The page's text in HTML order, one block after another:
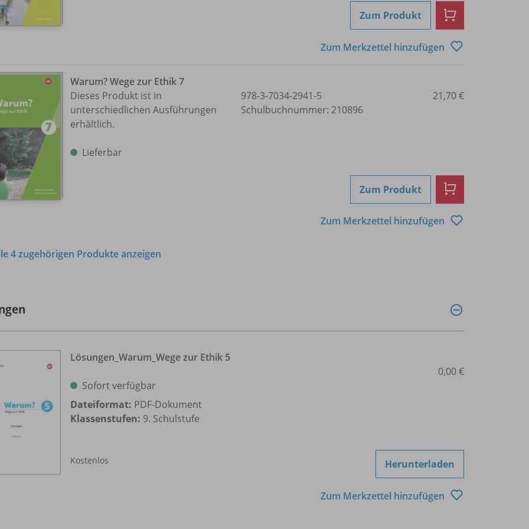
Zum Produkt
Zum Merkzettel hinzufügen
Warum? Wege zur Ethik 7
Dieses Produkt ist in
unterschiedlichen Ausführungen
erhältlich.
Lieferbar
978-3-7034-2941-5
Schulbuchnummer: 210896
21,70 €
Zum Produkt
Zum Merkzettel hinzufügen
4 zugehörigen Produkte anzeigen
Lösungen_ Warum_ Wege zur Ethik 5
Sofort verfügbar
Dateiformat: PDF-Dokument
Klassenstufen: 9. Schulstufe
Kostenlos
0,00 €
Herunterladen
Zum Merkzettel hinzufügen